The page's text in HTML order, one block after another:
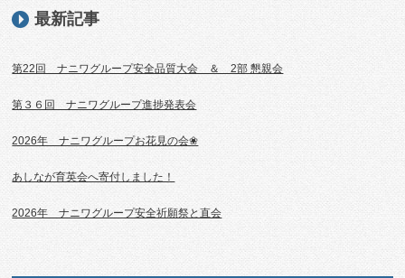
最新記事
第22回 ナニワグループ安全品質大会 ＆ 2部 懇親会
第３６回 ナニワグループ進捗発表会
2026年 ナニワグループお花見の会❀
あしなが育英会へ寄付しました！
2026年 ナニワグループ安全祈願祭と直会